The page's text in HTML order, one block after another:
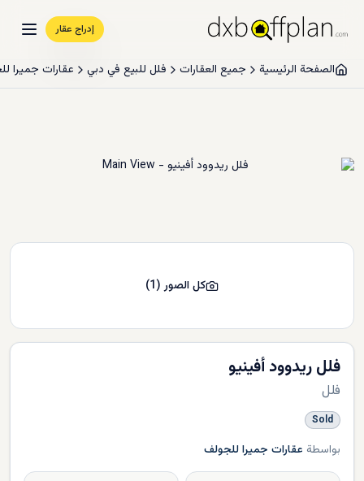
إدراج عقار
الصفحة الرئيسية جميع العقارات فلل للبيع في دبي عقارات جميرا
فلل ريدوود أفينيو
فلل
Sold
بواسطة عقارات جميرا للجولف
كل الصور(
1
)